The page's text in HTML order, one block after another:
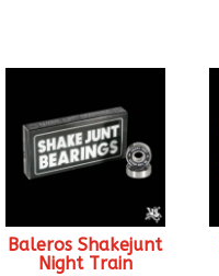
Baleros Shakejunt
Night Train